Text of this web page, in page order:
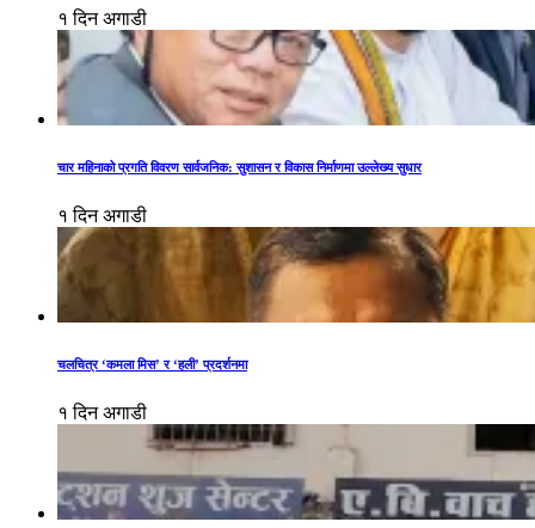
१ दिन अगाडी
चार महिनाको प्रगति विवरण सार्वजनिक: सुशासन र विकास निर्माणमा उल्लेख्य सुधार
१ दिन अगाडी
चलचित्र ‘कमला मिस’ र ‘हली’ प्रदर्शनमा
१ दिन अगाडी